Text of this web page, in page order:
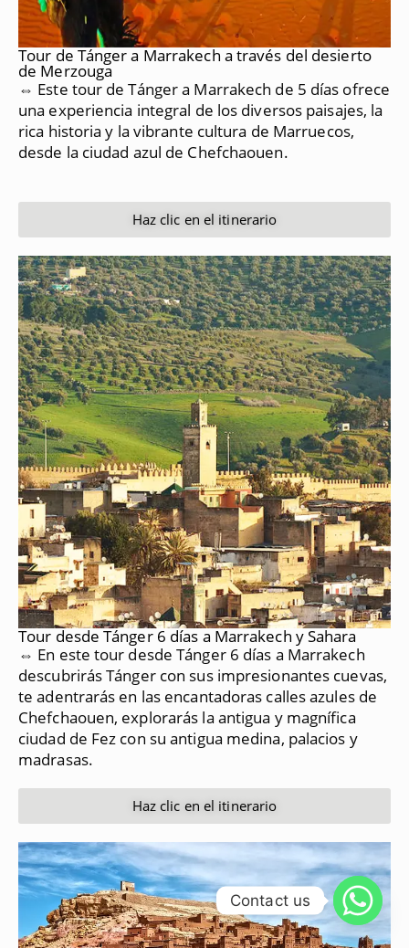
Tour de Tánger a Marrakech a través del desierto
de Merzouga
⇔ Este tour de Tánger a Marrakech de 5 días ofrece
una experiencia integral de los diversos paisajes, la
rica historia y la vibrante cultura de Marruecos,
desde la ciudad azul de Chefchaouen.
Haz clic en el itinerario
Tour desde Tánger 6 días a Marrakech y Sahara
⇔ En este tour desde Tánger 6 días a Marrakech
descubrirás Tánger con sus impresionantes cuevas,
te adentrarás en las encantadoras calles azules de
Chefchaouen, explorarás la antigua y magnífica
ciudad de Fez con su antigua medina, palacios y
madrasas.
Haz clic en el itinerario
Contact us